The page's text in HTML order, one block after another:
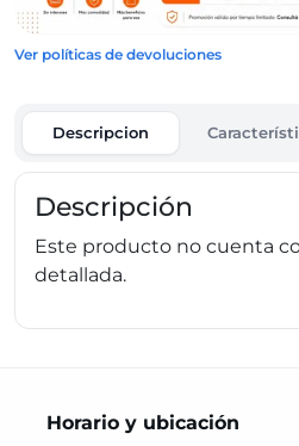
Ver políticas de devoluciones
Descripcion
Descripción
Este producto no cuenta
detallada.
Horario y ubicación